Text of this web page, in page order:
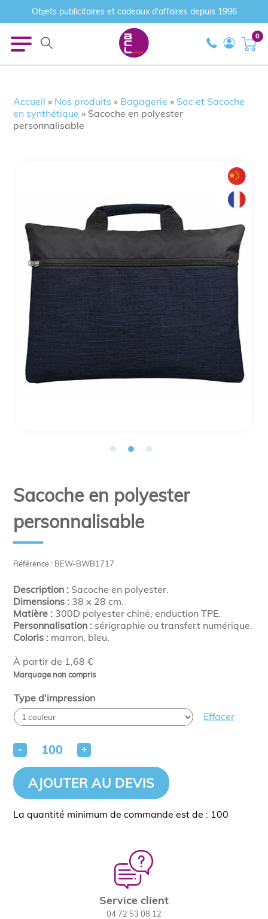
Objets publicitaires et cadeaux d'affaires depuis 1996
0
Accueil » Nos produits » Bagagerie » Sac et Sacoche
en synthétique » Sacoche en polyester
personnalisable
Référence : BEW-BWB1717
À partir de 1,68 €
Marquage non compris
Sacoche en polyester
personnalisable
Description : Sacoche en polyester.
Dimensions : 38 x 28 cm.
Matière : 300D polyester chiné, enduction TPE.
Personnalisation : sérigraphie ou transfert numérique.
Coloris : marron, bleu.
Type d'impression
Effacer
- +
AJOUTER AU DEVIS
La quantité minimum de commande est de : 100
Service client
04 72 53 08 12